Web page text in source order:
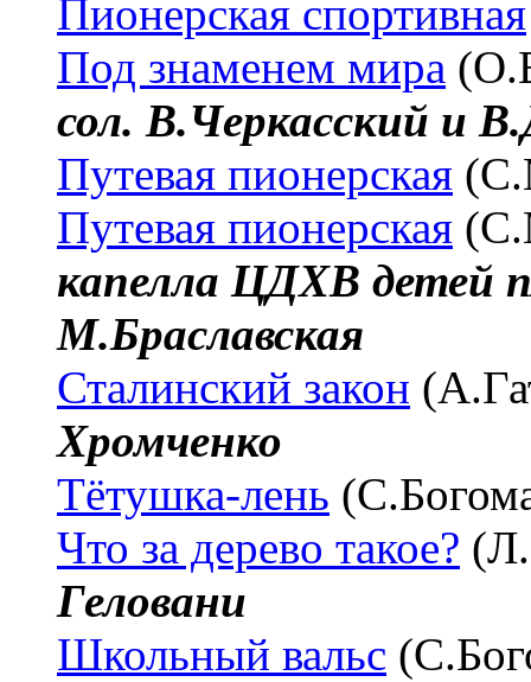
Пионерская спортивная
Под знаменем мира
сол. В.Черкасский и
Путевая пионерская
Путевая пионерская
капелла ЦДХВ детей
М.Браславская
Сталинский закон
Хромченко
Тётушка-лень
Что за дерево такое?
Геловани
Школьный вальс